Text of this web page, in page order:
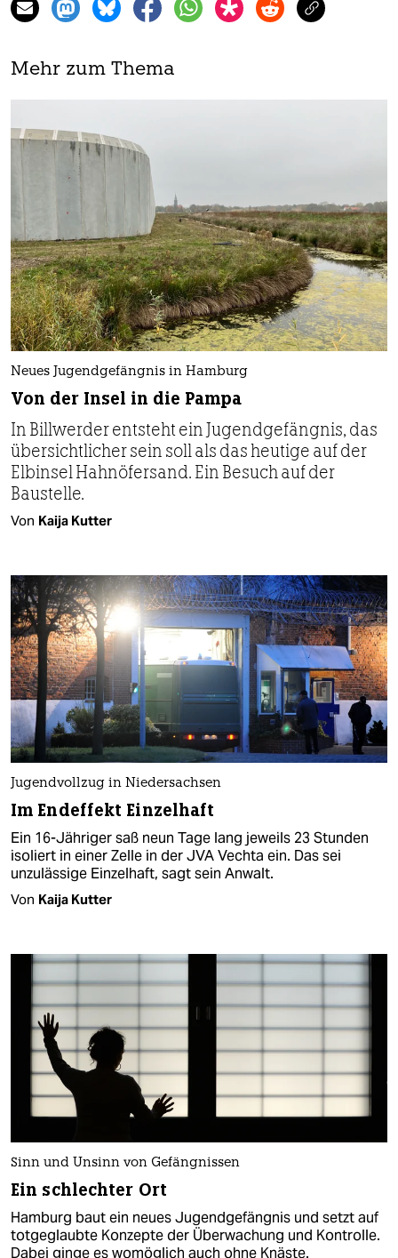
Mehr zum Thema
Neues Jugendgefängnis in Hamburg
Von der Insel in die Pampa
In Billwerder entsteht ein Jugendgefängnis, das
übersichtlicher sein soll als das heutige auf der
Elbinsel Hahnöfersand. Ein Besuch auf der
Baustelle.
Von Kaija Kutter
Jugendvollzug in Niedersachsen
Im Endeffekt Einzelhaft
Ein 16-Jähriger saß neun Tage lang jeweils 23 Stunden
isoliert in einer Zelle in der JVA Vechta ein. Das sei
unzulässige Einzelhaft, sagt sein Anwalt.
Von Kaija Kutter
Sinn und Unsinn von Gefängnissen
Ein schlechter Ort
Hamburg baut ein neues Jugendgefängnis und setzt auf
totgeglaubte Konzepte der Überwachung und Kontrolle.
Dabei ginge es womöglich auch ohne Knäste.